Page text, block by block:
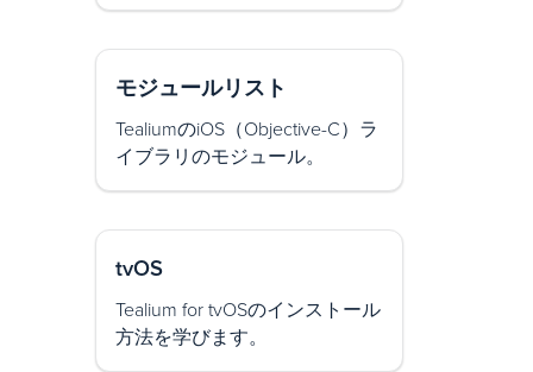
モジュールリスト
TealiumのiOS（Objective-C）ラ
イブラリのモジュール。
tvOS
Tealium for tvOSのインストール
方法を学びます。